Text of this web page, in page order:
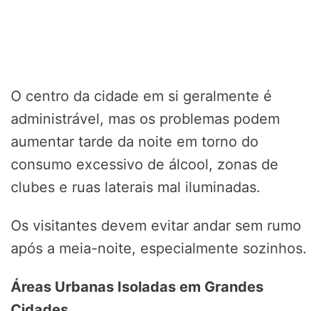
O centro da cidade em si geralmente é
administrável, mas os problemas podem
aumentar tarde da noite em torno do
consumo excessivo de álcool, zonas de
clubes e ruas laterais mal iluminadas.
Os visitantes devem evitar andar sem rumo
após a meia-noite, especialmente sozinhos.
Áreas Urbanas Isoladas em Grandes